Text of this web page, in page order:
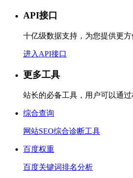
API接口
十亿级数据支持，为您提供更
进入API接口
更多工具
站长的必备工具，用户可以通
综合查询
网站SEO综合诊断工具
百度权重
百度关键词排名分析